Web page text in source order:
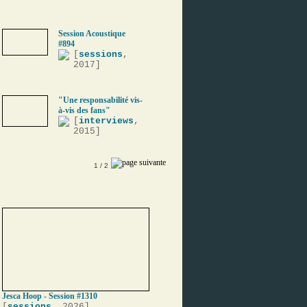
Session Acoustique
#894
[ sessions ,
2017]
"Une responsabilité vis-
à-vis des fans"
[interviews ,
2015]
1 / 2
Jesca Hoop - Session #1310